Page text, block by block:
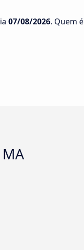
07/08/2026. Quem é